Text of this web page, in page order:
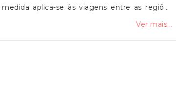
aplica-se às viagens entre as regiões
nos balcões dos CTT até que todas as
de usar Chave Móvel Digital ou códigos do
só de ida ou emparelhar com a de
familiar".O Governo lembrou ainda
Ver mais...